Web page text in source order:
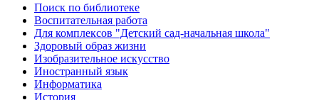
Поиск по библиотеке
Воспитательная работа
Для комплексов "Детский сад-начальная школа"
Здоровый образ жизни
Изобразительное искусство
Иностранный язык
Информатика
История